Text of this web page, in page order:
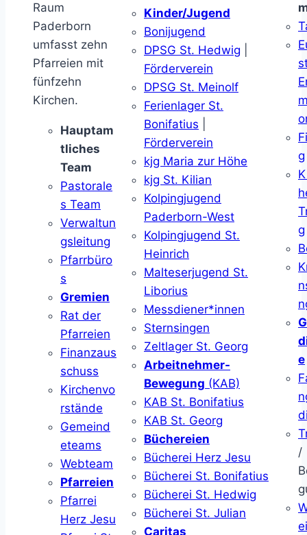
Raum
Paderborn
umfasst zehn
Pfarreien mit
fünfzehn
Kirchen.
Hauptam
tliches
Team
Pastorale
s Team
Verwaltun
gsleitung
Pfarrbüro
s
Gremien
Rat der
Pfarreien
Finanzaus
schuss
Kirchenvo
rstände
Gemeind
eteams
Webteam
Pfarreien
Pfarrei
Herz Jesu
Kinder/Jugend
Bonijugend
DPSG St. Hedwig
Förderverein
DPSG St. Meinolf
Ferienlager St.
Bonifatius
Förderverein
kjg Maria zur Höhe
kjg St. Kilian
Kolpingjugend
Paderborn-West
Kolpingjugend St.
Heinrich
Malteserjugend St.
Liborius
Messdiener*innen
Sternsingen
Zeltlager St. Georg
Arbeitnehmer-
Bewegung (KAB)
KAB St. Bonifatius
KAB St. Georg
Büchereien
Bücherei Herz Jesu
Bücherei St. Bonifatius
Bücherei St. Hedwig
Bücherei St. Julian
Caritas
g
g
e
/